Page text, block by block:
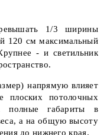
1/3 ширины
120 см максимальный
- и светильник
напрямую влияет
потолочных
полные габариты в
а на общую высоту
до нижнего края.